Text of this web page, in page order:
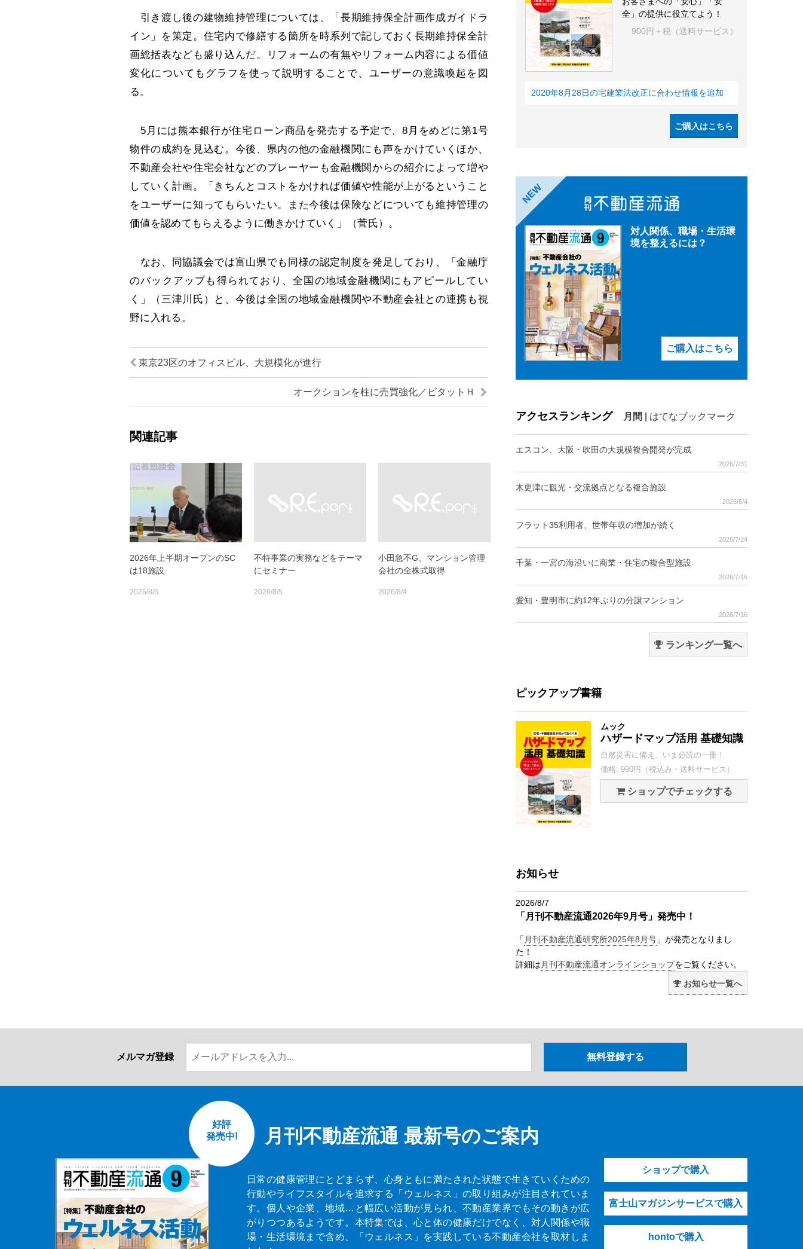
引き渡し後の建物維持管理については、「長期維持保全計画作成ガイドラ
イン」を策定。住宅内で修繕する箇所を時系列で記しておく長期維持保全計
画総括表なども盛り込んだ。リフォームの有無やリフォーム内容による価値
変化についてもグラフを使って説明することで、ユーザーの意識喚起を図
る。
5月には熊本銀行が住宅ローン商品を発売する予定で、8月をめどに第1号
物件の成約を見込む。今後、県内の他の金融機関にも声をかけていくほか、
不動産会社や住宅会社などのプレーヤーも金融機関からの紹介によって増や
していく計画。「きちんとコストをかければ価値や性能が上がるということ
をユーザーに知ってもらいたい。また今後は保険などについても維持管理の
価値を認めてもらえるように働きかけていく」（菅氏）。
なお、同協議会では富山県でも同様の認定制度を発足しており、「金融庁
のバックアップも得られており、全国の地域金融機関にもアピールしてい
く」（三津川氏）と、今後は全国の地域金融機関や不動産会社との連携も視
野に入れる。
東京23区のオフィスビル、大規模化が進行
オークションを柱に売買強化／ピタットＨ
関連記事
2026年上半期オープンのSC
は18施設
2026/8/5
不特事業の実務などをテーマ
にセミナー
2026/8/5
小田急不G、マンション管理
会社の全株式取得
2026/8/4
全」の提供に役立てよう！
900円＋税（送料サービス）
2020年8月28日の宅建業法改正に合わせ情報を追加
ご購入はこちら
NEW
対人関係、職場・生活環
境を整えるには？
ご購入はこちら
アクセスランキング 月間 はてなブックマーク
エスコン、大阪・吹田の大規模複合開発が完成
2026/7/31
木更津に観光・交流拠点となる複合施設
2026/8/4
フラット35利用者、世帯年収の増加が続く
2026/7/24
千葉・一宮の海沿いに商業・住宅の複合型施設
2026/7/16
愛知・豊明市に約12年ぶりの分譲マンション
2026/7/16
ランキング一覧へ
ピックアップ書籍
ムック
ハザードマップ活用 基礎知識
自然災害に備え、いま必読の一冊！
価格: 990円（税込み・送料サービス）
ショップでチェックする
お知らせ
2026/8/7
「月刊不動産流通2026年9月号」発売中！
「 月刊不動産流通研究所2025年8月号 」が発売となりまし
た！
詳細は 月刊不動産流通オンラインショップをご覧ください。
お知らせ一覧へ
メルマガ登録
月刊不動産流通 最新号のご案内
好評
発売中!
日常の健康管理にとどまらず、心身ともに満たされた状態で生きていくための
行動やライフスタイルを追求する「ウェルネス」の取り組みが注目されていま
す。個人や企業、地域…と幅広い活動が見られ、不動産業界でもその動きが広
がりつつあるようです。本特集では、心と体の健康だけでなく、対人関係や職
場・生活環境まで含め、「ウェルネス」を実践している不動産会社を取材しま
ショップで購入
富士山マガジンサービスで購入
hontoで購入